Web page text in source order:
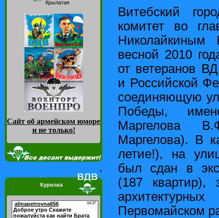
Сайт об армейском юморе
и не только!
>
Курилка
Витебский
комитет во
Николайкиным
весной 2010
от ветеранов
и Российской
соединяющую
Победы,
Маргелова
Маргелова). В
летие!), на
был сдан в
(187
Первомайском